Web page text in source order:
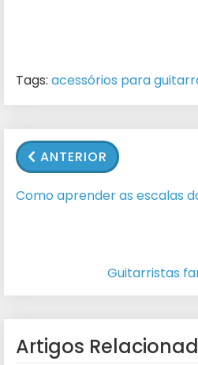
Tags: acessórios para
ANTERIOR
Como aprender as escalas
Guitarristas
Artigos